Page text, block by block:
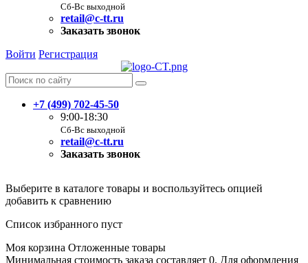
Сб-Вс выходной
retail@c-tt.ru
Заказать звонок
Войти Регистрация
+7 (499) 702-45-50
9:00-18:30
Сб-Вс выходной
retail@c-tt.ru
Заказать звонок
Выберите в каталоге товары и воспользуйтесь опцией
добавить к сравнению
Список избранного пуст
Моя корзина Отложенные товары
Минимальная стоимость заказа составляет 0. Для оформления